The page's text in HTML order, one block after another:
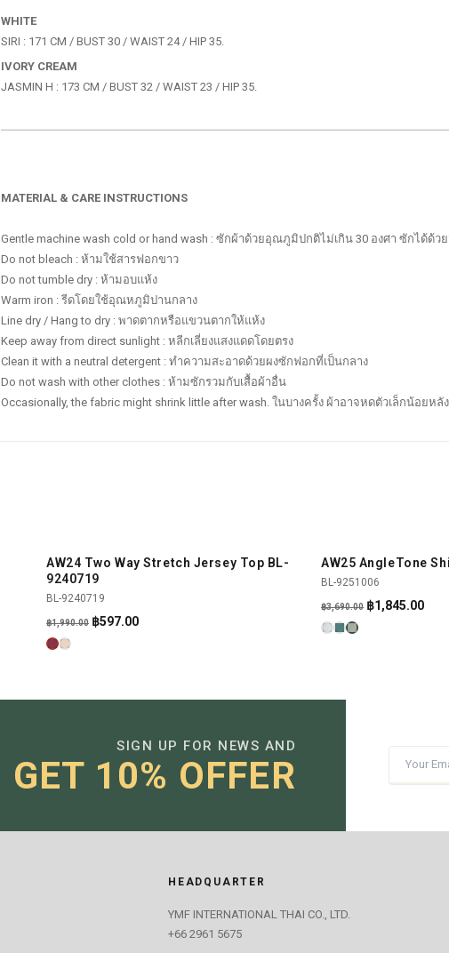
WHITE
IVORY CREAM
JASMIN H : 173 CM / BUST 32 / WAIST 23 / HIP 35.
MATERIAL & CARE INSTRUCTIONS
Gentle machine wash cold or hand wash : ซักผ้าด้วยอุณภูมิปกติไม่เกิน 30 องศา ซักได้ด้ว
Do not bleach : ห้ามใช้สารฟอกขาว
Do not tumble dry : ห้ามอบแห้ง
Warm iron : รีดโดยใช้อุณหภูมิปานกลาง
Line dry / Hang to dry : พาดตากหรือแขวนตากให้แห้ง
Keep away from direct sunlight : หลีกเลี่ยงแสงแดดโดยตรง
Clean it with a neutral detergent : ทำความสะอาดด้วยผงซักฟอกที่เป็นกลาง
Do not wash with other clothes : ห้ามซักรวมกับเสื้อผ้าอื่น
Occasionally, the fabric might shrink little after wash. ในบางครั้ง ผ้าอาจหดตัวเล็กน้อยหลั
-70% SHOP NOW
AW24 Two Way Stretch Jersey Top BL-
9240719
BL-9240719
฿1,990.00 Original
฿597.00Current
-50%
AW25 AngleTone
BL-9251006
฿3,690.00 Original
฿1,845.00
SIGN UP FOR NEWS AND
GET 10% OFFER
HEADQUARTER
YMF INTERNATIONAL THAI CO., LTD.
+66 2961 5675